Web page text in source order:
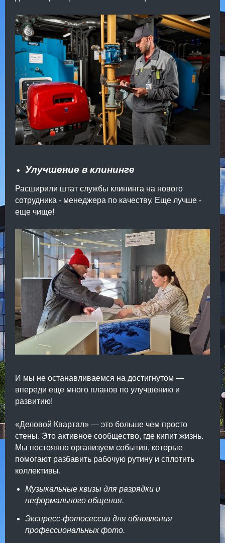
Улучшение в клининге
Расширили штат службы клининга на нового
сотрудника - менеджера по качеству. Еще лучше -
еще чище!
И мы не останавливаемся на достигнутом —
впереди еще много планов по улучшению и
развитию!
«Деловой Квартал» — это больше чем просто
стены. Это активное сообщество, где кипит жизнь.
Мы постоянно организуем события, которые
помогают разбавить рабочую рутину и сплотить
коллективы.
Музыкальные квизы для разрядки и
неформального общения.
Экспресс-фотосессии для обновления
профессиональных фото.